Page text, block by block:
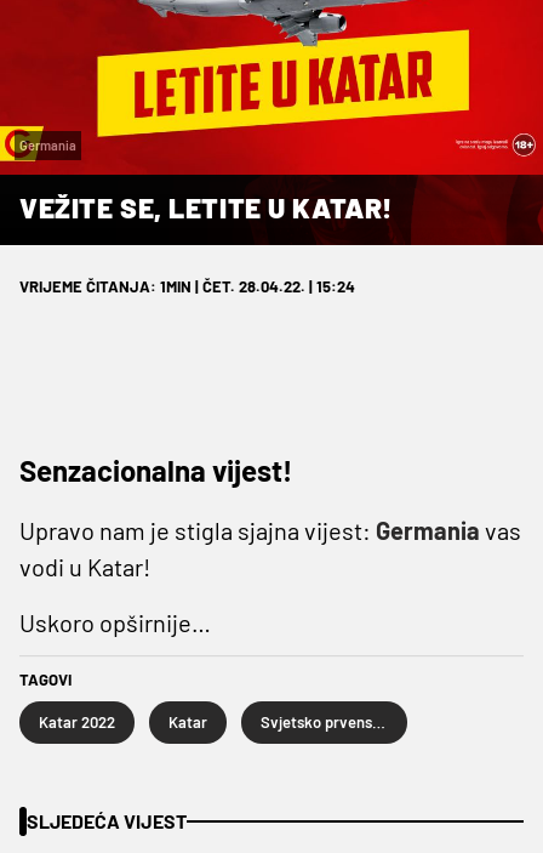
Germania
VEŽITE SE, LETITE U KATAR!
VRIJEME ČITANJA: 1MIN | ČET. 28.04.22. | 15:24
Senzacionalna vijest!
Upravo nam je stigla sjajna vijest: Germania vas
vodi u Katar!
Uskoro opširnije…
TAGOVI
Katar 2022 Katar
SLJEDEĆA VIJEST